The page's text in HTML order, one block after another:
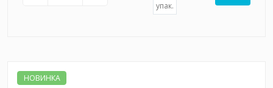
упак.
НОВИНКА